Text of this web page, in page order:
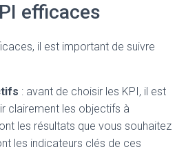
efficaces
il est important de suivre
: avant de choisir les KPI, il est
clairement les objectifs à
les résultats que vous souhaitez
les indicateurs clés de ces